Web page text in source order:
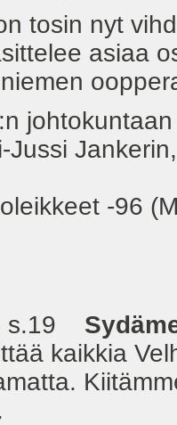
tosin nyt
asiaa
Jussi
-96
s.19
kaikkia